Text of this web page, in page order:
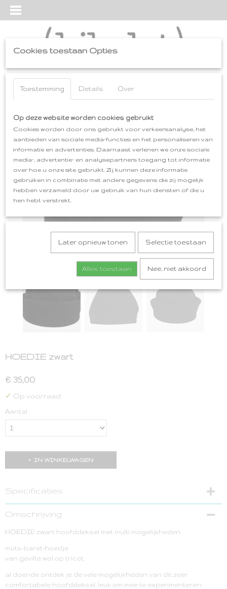
Inloggen Registreren
Home>hoedie>HOEDIE>HOEDIE zwart
HOEDIE zwart
€ 35,00
✓ Op voorraad
Aantal
IN WINKELWAGEN
Specificaties
Omschrijving
HOEDIE zwart hoofddeksel met multi mogelijkheden.
muts-baret-hoedje
van gevilte wol op tricot.
al doende ontdek je de vele mogelijkheden van dit zeer
comfortabele hoofddeksel, leuk om mee te experimenteren:
Cookies toestaan Opties
Toestemming Details Over
Op deze website worden cookies gebruikt
Cookies worden door ons gebruikt voor verkeersanalyse, het
aanbieden van sociale media-functies en het personaliseren van
informatie en advertenties. Daarnaast verlenen we onze sociale
media-, advertentie- en analysepartners toegang tot informatie
over hoe u onze site gebruikt. Zij kunnen deze informatie
gebruiken in combinatie met andere gegevens die zij mogelijk
hebben verzameld door uw gebruik van hun diensten of die u
hen hebt verstrekt.
Later opnieuw tonen Selectie toestaan
Alles toestaan Nee, niet akkoord